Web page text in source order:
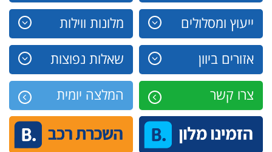
ייעוץ ומסלולים מלונות ווילות
אזורים ביוון שאלות נפוצות
צרו קשר המלצה יומית